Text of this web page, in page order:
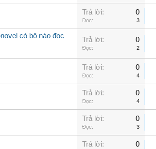
Trả lời: 0
Đọc: 3
có bộ nào đọc
Trả lời: 0
Đọc: 2
Trả lời: 0
Đọc: 4
Trả lời: 0
Đọc: 4
Trả lời: 0
Đọc: 3
Trả lời: 0